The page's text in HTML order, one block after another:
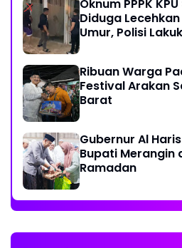
Oknum PPPK
Diduga
Umur, Polisi
Ribuan Warga
Festival Arakan
Barat
Gubernur Al
Bupati Merangin
Ramadan